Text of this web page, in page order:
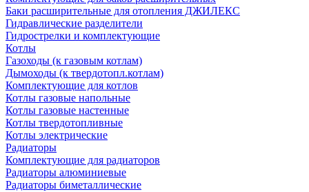
Баки расширительные для отопления ДЖИЛЕКС
Гидравлические разделители
Гидрострелки и комплектующие
Котлы
Газоходы (к газовым котлам)
Дымоходы (к твердотопл.котлам)
Комплектующие для котлов
Котлы газовые напольные
Котлы газовые настенные
Котлы твердотопливные
Котлы электрические
Радиаторы
Комплектующие для радиаторов
Радиаторы алюминиевые
Радиаторы биметаллические